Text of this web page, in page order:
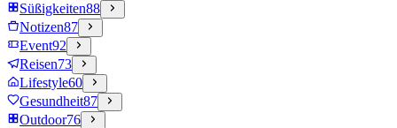
Süßigkeiten88
Notizen87
Event92
Reisen73
Lifestyle60
Gesundheit87
Outdoor76